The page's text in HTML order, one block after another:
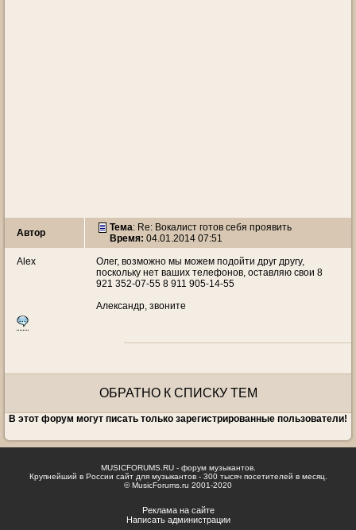
Автор Тема: Re: Вокалист готов себя проявить
Время: 04.01.2014 07:51
Alex
Олег, возможно мы можем подойти друг другу,
поскольку нет ваших телефонов, оставляю свои 8
921 352-07-55 8 911 905-14-55
Александр, звоните
ОБРАТНО К СПИСКУ ТЕМ
В этот форум могут писать только зарегистрированные пользователи!
MUSICFORUMS.RU - форум музыкантов.
Крупнейший в России сайт для музыкантов - 300 тысяч посетителей в месяц.
© MusicForums.ru 2001-2020
Реклама на сайте
Написать администрации